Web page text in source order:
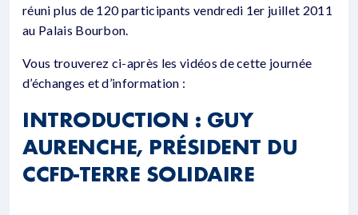
réuni plus de 120 participants vendredi 1er juillet 2011
au Palais Bourbon.
Vous trouverez ci-après les vidéos de cette journée
d’échanges et d’information :
INTRODUCTION : GUY
AURENCHE, PRÉSIDENT DU
CCFD-TERRE SOLIDAIRE